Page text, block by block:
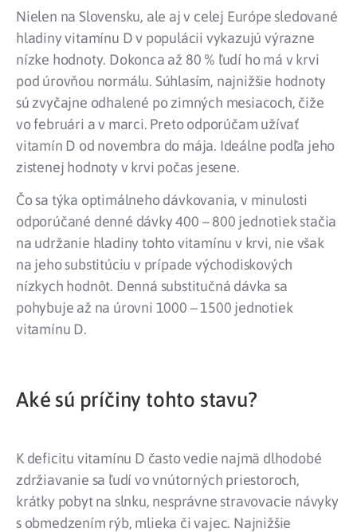
Nielen na Slovensku, ale aj v celej Európe sledované
hladiny vitamínu D v populácii vykazujú výrazne
nízke hodnoty. Dokonca až 80 % ľudí ho má v krvi
pod úrovňou normálu. Súhlasím, najnižšie hodnoty
sú zvyčajne odhalené po zimných mesiacoch, čiže
vo februári a v marci. Preto odporúčam užívať
vitamín D od novembra do mája. Ideálne podľa jeho
zistenej hodnoty v krvi počas jesene.
Čo sa týka optimálneho dávkovania, v minulosti
odporúčané denné dávky 400 – 800 jednotiek stačia
na udržanie hladiny tohto vitamínu v krvi, nie však
na jeho substitúciu v prípade východiskových
nízkych hodnôt. Denná substitučná dávka sa
pohybuje až na úrovni 1000 – 1500 jednotiek
vitamínu D.
Aké sú príčiny tohto stavu?
K deficitu vitamínu D často vedie najmä dlhodobé
zdržiavanie sa ľudí vo vnútorných priestoroch,
krátky pobyt na slnku, nesprávne stravovacie návyky
s obmedzením rýb, mlieka či vajec. Najnižšie